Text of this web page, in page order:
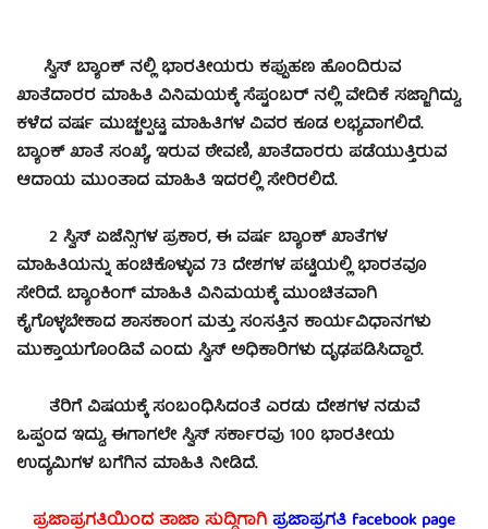
ಸ್ವಿಸ್ ಬ್ಯಾಂಕ್ ನಲ್ಲಿ ಭಾರತೀಯರು ಕಪ್ಪುಹಣ ಹೊಂದಿರುವ
ಖಾತೆದಾರರ ಮಾಹಿತಿ ವಿನಿಮಯಕ್ಕೆ ಸೆಪ್ಟಂಬರ್ ನಲ್ಲಿ ವೇದಿಕೆ ಸಜ್ಜಾಗಿದ್ದು,
ಕಳೆದ ವರ್ಷ ಮುಚ್ಚಲ್ಪಟ್ಟ ಮಾಹಿತಿಗಳ ವಿವರ ಕೂಡ ಲಭ್ಯವಾಗಲಿದೆ.
ಬ್ಯಾಂಕ್‌ ಖಾತೆ ಸಂಖ್ಯೆ, ಇರುವ ಠೇವಣಿ, ಖಾತೆದಾರರು ಪಡೆಯುತ್ತಿರುವ
ಆದಾಯ ಮುಂತಾದ ಮಾಹಿತಿ ಇದರಲ್ಲಿ ಸೇರಿರಲಿದೆ.
2 ಸ್ವಿಸ್ ಏಜೆನ್ಸಿಗಳ ಪ್ರಕಾರ, ಈ ವರ್ಷ ಬ್ಯಾಂಕ್ ಖಾತೆಗಳ
ಮಾಹಿತಿಯನ್ನು ಹಂಚಿಕೊಳ್ಳುವ 73 ದೇಶಗಳ ಪಟ್ಟಿಯಲ್ಲಿ ಭಾರತವೂ
ಸೇರಿದೆ. ಬ್ಯಾಂಕಿಂಗ್ ಮಾಹಿತಿ ವಿನಿಮಯಕ್ಕೆ ಮುಂಚಿತವಾಗಿ
ಕೈಗೊಳ್ಳಬೇಕಾದ ಶಾಸಕಾಂಗ ಮತ್ತು ಸಂಸತ್ತಿನ ಕಾರ್ಯವಿಧಾನಗಳು
ಮುಕ್ತಾಯಗೊಂಡಿವೆ ಎಂದು ಸ್ವಿಸ್ ಅಧಿಕಾರಿಗಳು ದೃಢಪಡಿಸಿದ್ದಾರೆ.
ತೆರಿಗೆ ವಿಷಯಕ್ಕೆ ಸಂಬಂಧಿಸಿದಂತೆ ಎರಡು ದೇಶಗಳ ನಡುವೆ
ಒಪ್ಪಂದ ಇದ್ದು, ಈಗಾಗಲೇ ಸ್ವಿಸ್ ಸರ್ಕಾರವು 100 ಭಾರತೀಯ
ಉದ್ಯಮಿಗಳ ಬಗೆಗಿನ ಮಾಹಿತಿ ನೀಡಿದೆ.
ಪ್ರಜಾಪ್ರಗತಿಯಿಂದ ತಾಜಾ ಸುದ್ದಿಗಾಗಿಪ್ರಜಾಪ್ರಗತಿ facebookpage